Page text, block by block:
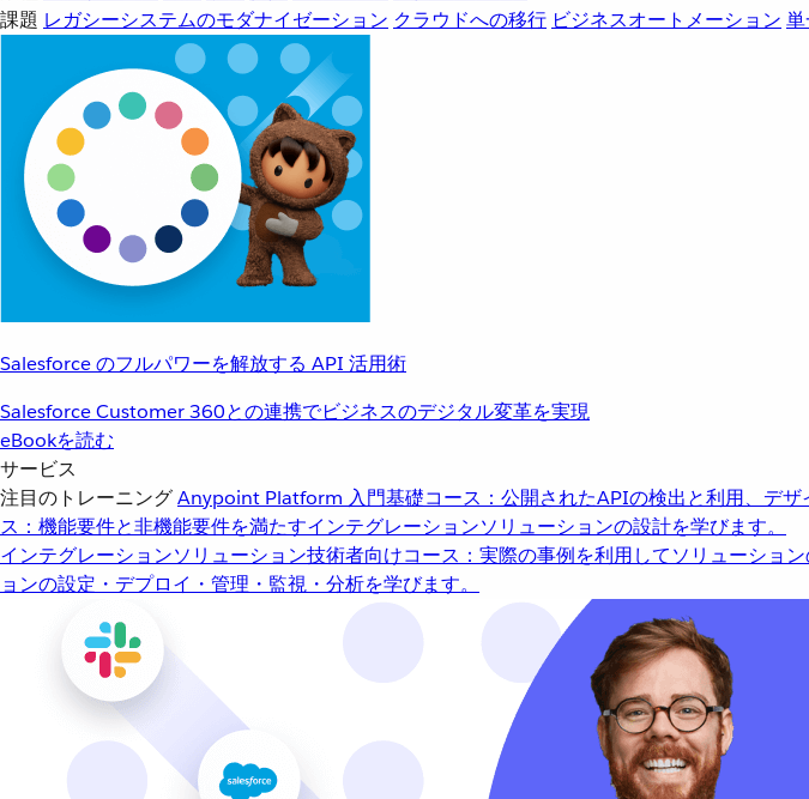
課題 レガシーシステムのモダナイゼーション クラウドへの移行 ビジネスオートメーション
Salesforce のフルパワーを解放する API 活用術
Salesforce Customer 360との連携でビジネスのデジタル変革を実現
eBookを読む
サービス
注目のトレーニングAnypoint Platform 入門基礎コース：公開されたAPIの検出と利用、デザ
ス：機能要件と非機能要件を満たすインテグレーションソリューションの設計を学びます。
インテグレーションソリューション技術者向けコース：実際の事例を利用してソリューション
ョンの設定・デプロイ・管理・監視・分析を学びます。